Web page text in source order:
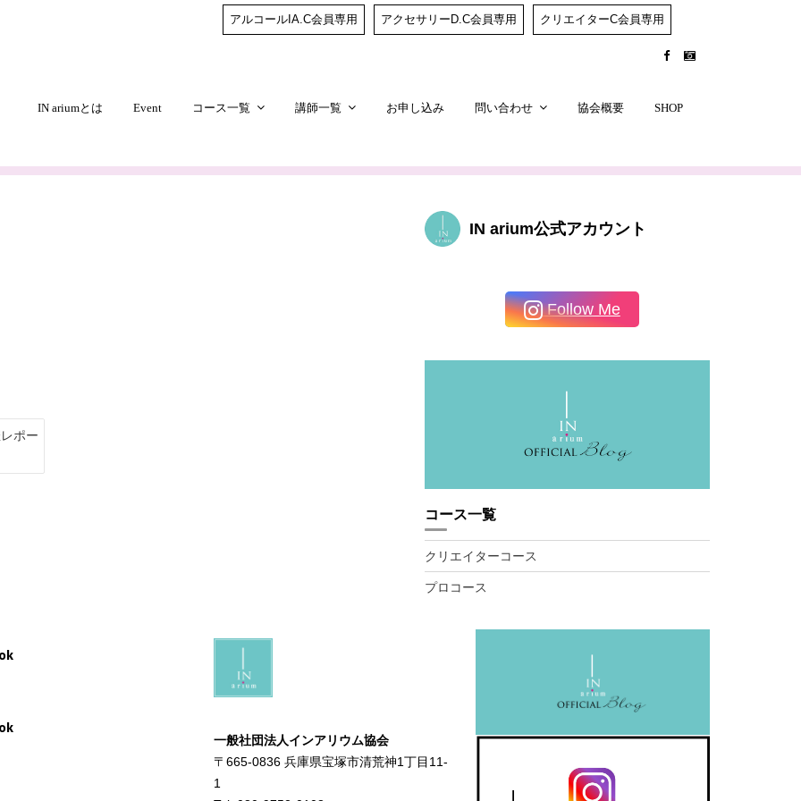
アルコールIA.C会員専用 アクセサリーD.C会員専用 クリエイターC会員専用
IN ariumとは Event コース一覧 講師一覧 お申し込み 問い合わせ 協会概要 SHOP
ポー
IN arium公式アカウント
Follow Me
コース一覧
クリエイターコース
プロコース
一般社団法人インアリウム協会
〒665-0836 兵庫県宝塚市清荒神1丁目11-
1